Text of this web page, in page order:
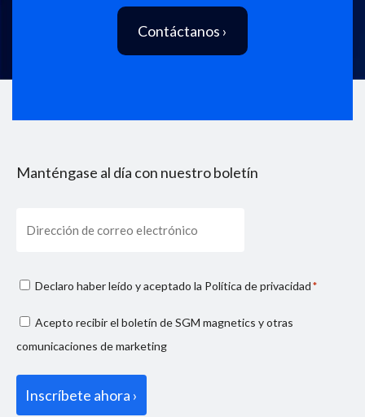
Contáctanos ›
Manténgase al día con nuestro boletín
Consenso
*
Declaro haber leído y aceptado la Política de privacidad*
Consenso
marketing
Acepto recibir el boletín de SGM magnetics y otras
comunicaciones de marketing